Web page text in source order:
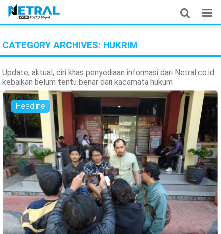
News
Nasional
Pemerintahan
Politik
Hukrim
Pendidikan
Peristiwa
Olahraga
Ekonomi
CATEGORY ARCHIVES: HUKRIM
Update, aktual, ciri khas penyediaan informasi dari Netral.co.id.
kebaikan belum tentu benar dari kacamata hukum
Headline